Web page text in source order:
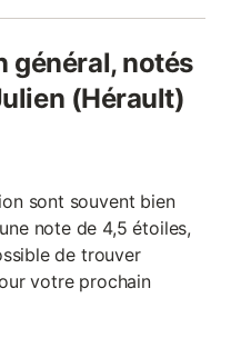
général, notés
(Hérault)
sont souvent bien
note de 4,5 étoiles,
de trouver
votre prochain